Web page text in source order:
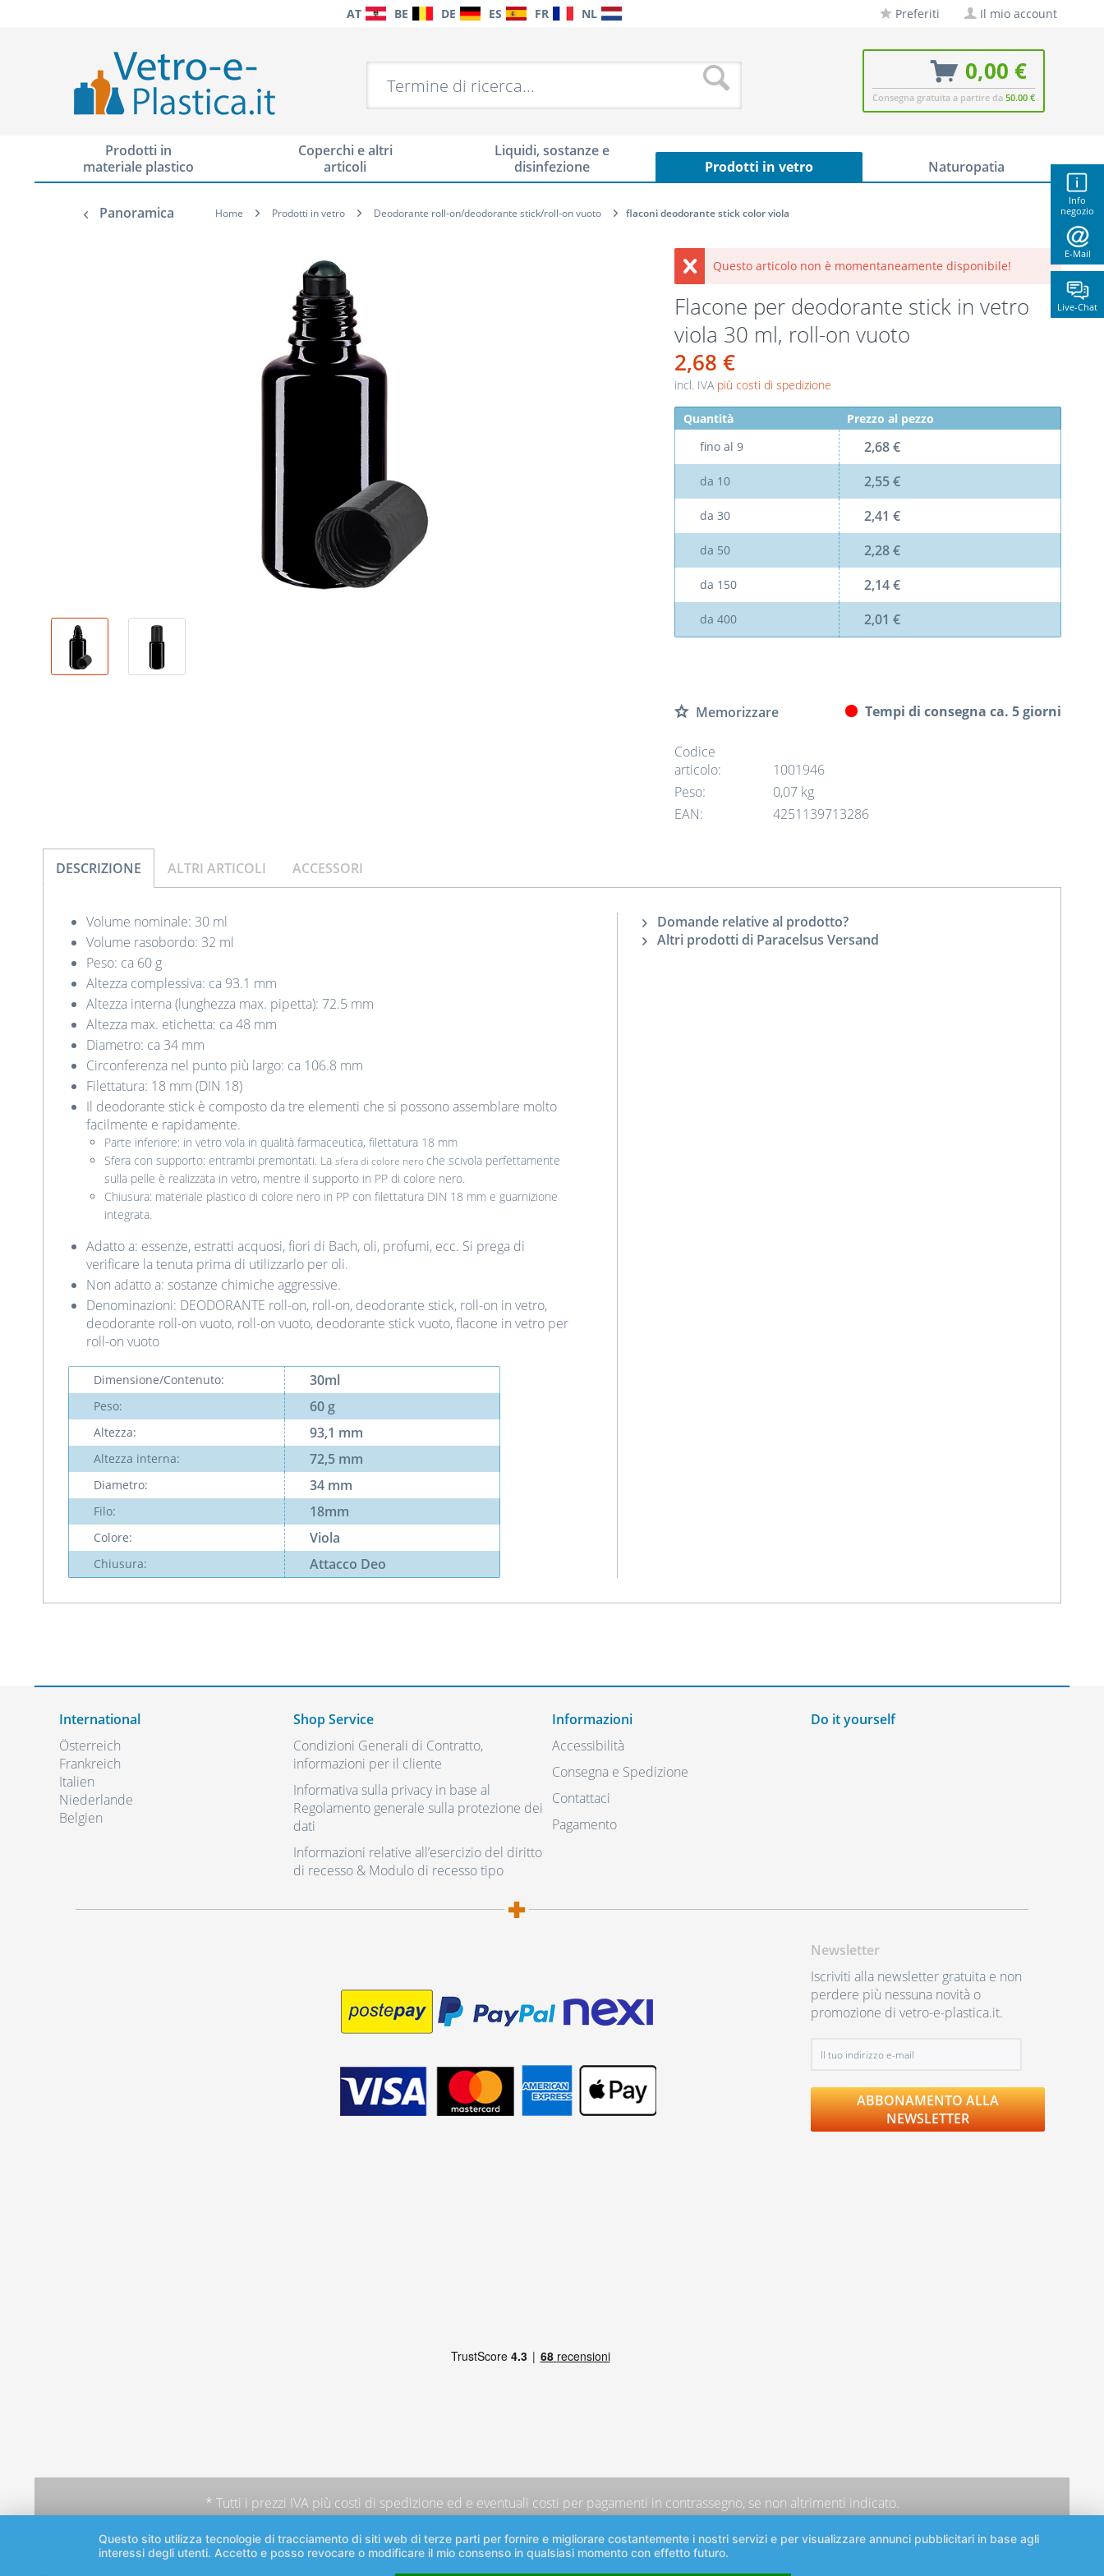
Info
negozio
E-Mail
Live-Chat
AT BE DE ES FR NL Preferiti Il mio account
0,00 €
Consegna gratuita a partire da 50.00 €
Prodotti in
materiale plastico
Coperchi e altri
articoli
Liquidi, sostanze e
disinfezione
Prodotti in vetro Naturopatia
Panoramica Home Prodotti in vetro Deodorante roll-on/deodorante stick/roll-on vuoto flaconi deodorante stick color viola
Questo articolo non è momentaneamente disponibile!
Flacone per deodorante stick in vetro
viola 30 ml, roll-on vuoto
2,68 €
incl. IVA più costi di spedizione
Quantità
Prezzo al pezzo
fino al 9 2,68 €
da 10 2,55 €
da 30 2,41 €
da 50 2,28 €
da 150 2,14 €
da 400 2,01 €
Memorizzare Tempi di consegna ca. 5 giorni
Codice
articolo:
1001946
Peso:
0,07 kg
EAN:
4251139713286
DESCRIZIONE ALTRI ARTICOLI ACCESSORI
Volume nominale: 30 ml
Volume rasobordo: 32 ml
Peso: ca 60 g
Altezza complessiva: ca 93.1 mm
Altezza interna (lunghezza max. pipetta): 72.5 mm
Altezza max. etichetta: ca 48 mm
Diametro: ca 34 mm
Circonferenza nel punto più largo: ca 106.8 mm
Filettatura: 18 mm (DIN 18)
Il deodorante stick è composto da tre elementi che si possono assemblare molto
facilmente e rapidamente.
Parte inferiore: in vetro vola in qualità farmaceutica, filettatura 18 mm
Sfera con supporto: entrambi premontati. La sfera di colore nero che scivola perfettamente
sulla pelle è realizzata in vetro, mentre il supporto in PP di colore nero.
Chiusura: materiale plastico di colore nero in PP con filettatura DIN 18 mm e guarnizione
integrata.
Adatto a: essenze, estratti acquosi, fiori di Bach, oli, profumi, ecc. Si prega di
verificare la tenuta prima di utilizzarlo per oli.
Non adatto a: sostanze chimiche aggressive.
Denominazioni: DEODORANTE roll-on, roll-on, deodorante stick, roll-on in vetro,
deodorante roll-on vuoto, roll-on vuoto, deodorante stick vuoto, flacone in vetro per
roll-on vuoto
Dimensione/Contenuto: 30ml
Peso: 60 g
Altezza: 93,1 mm
Altezza interna: 72,5 mm
Diametro: 34 mm
Filo: 18mm
Colore: Viola
Chiusura: Attacco Deo
Domande relative al prodotto?
Altri prodotti di Paracelsus Versand
International
Österreich
Frankreich
Italien
Niederlande
Belgien
Shop Service
Condizioni Generali di Contratto,
informazioni per il cliente
Informativa sulla privacy in base al
Regolamento generale sulla protezione dei
dati
Informazioni relative all’esercizio del diritto
di recesso & Modulo di recesso tipo
Informazioni
Accessibilità
Consegna e Spedizione
Contattaci
Pagamento
Do it yourself
Newsletter
Iscriviti alla newsletter gratuita e non
perdere più nessuna novità o
promozione di vetro-e-plastica.it.
ABBONAMENTO ALLA
NEWSLETTER
* Tutti i prezzi IVA più costi di spedizione ed e eventuali costi per pagamenti in contrassegno, se non altrimenti indicato.
Questo sito utilizza tecnologie di tracciamento di siti web di terze parti per fornire e migliorare costantemente i nostri servizi e per visualizzare annunci pubblicitari in base agli
interessi degli utenti. Accetto e posso revocare o modificare il mio consenso in qualsiasi momento con effetto futuro.